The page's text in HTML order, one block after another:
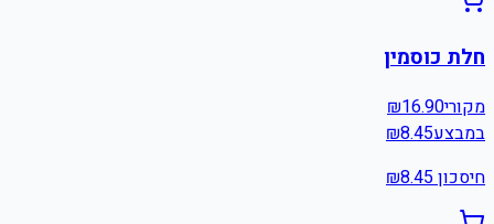
חלת כוסמין
מקורי ₪16.90
במבצע
₪8.45
חיסכון ₪8.45